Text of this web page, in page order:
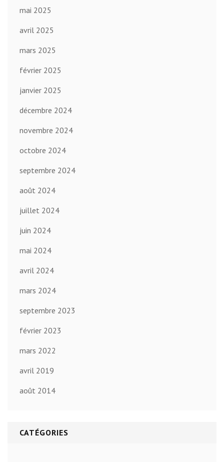
mai 2025
avril 2025
mars 2025
février 2025
janvier 2025
décembre 2024
novembre 2024
octobre 2024
septembre 2024
août 2024
juillet 2024
juin 2024
mai 2024
avril 2024
mars 2024
septembre 2023
février 2023
mars 2022
avril 2019
août 2014
CATÉGORIES